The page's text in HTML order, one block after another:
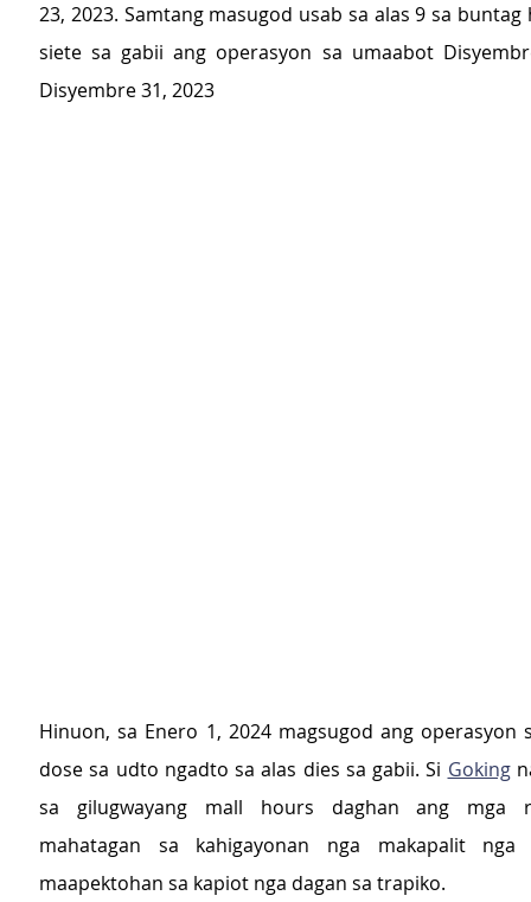
23, 2023. Samtang masugod usab sa alas 9 sa buntag
siete sa gabii ang operasyon sa umaabot
Disyembre 31, 2023
Hinuon, sa Enero 1, 2024 magsugod ang operasyon
dose sa udto ngadto sa alas dies sa gabii. Si Goking
sa gilugwayang mall hours daghan ang mga
mahatagan sa kahigayonan nga makapalit
maapektohan sa kapiot nga dagan sa trapiko.